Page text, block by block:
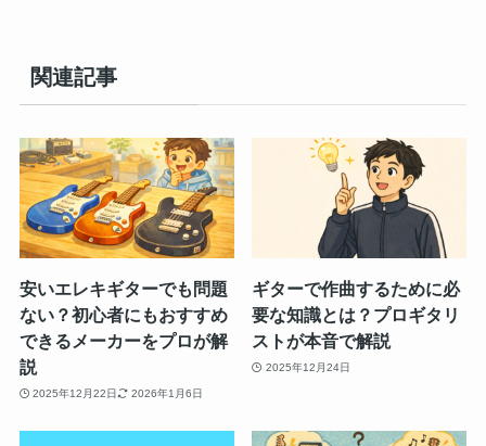
関連記事
安いエレキギターでも問題
ない？初心者にもおすすめ
できるメーカーをプロが解
説
2025年12月22日 2026年1月6日
ギターで作曲するために必
要な知識とは？プロギタリ
ストが本音で解説
2025年12月24日